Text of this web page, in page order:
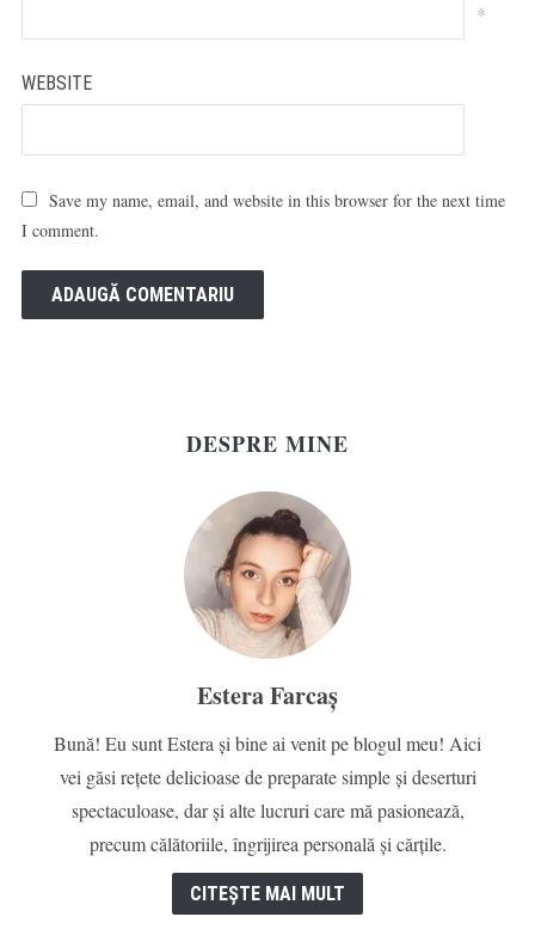
*
WEBSITE
Save my name, email, and website in this browser for the next time
I comment.
DESPRE MINE
Estera Farcaș
Bună! Eu sunt Estera și bine ai venit pe blogul meu! Aici
vei găsi rețete delicioase de preparate simple și deserturi
spectaculoase, dar și alte lucruri care mă pasionează,
precum călătoriile, îngrijirea personală și cărțile.
CITEȘTE MAI MULT